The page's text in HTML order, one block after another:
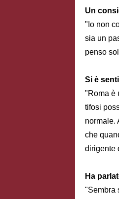
Un
"Io non
sia un
penso
Si è
"Roma è
tifosi
normale.
che
dirigente
Ha
"Sembra